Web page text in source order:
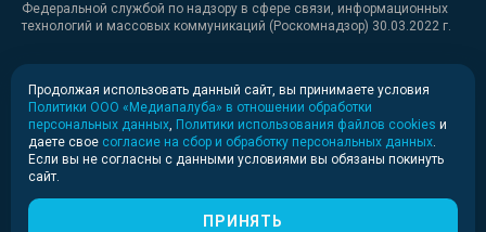
Федеральной службой по надзору в сфере связи, информационных
технологий и массовых коммуникаций (Роскомнадзор) 30.03.2022 г.
Медиакит
Медиакит для печати
Политика конфиденциальности
© 2020-2026 Информационное агентство «Медиапалуба»
Продолжая использовать данный сайт, вы принимаете условия
Политики ООО «Медиапалуба» в отношении обработки
персональных данных Политики использования файлов cookies и
даете свое согласие на сбор и обработку персональных данных
Если вы не согласны с данными условиями вы обязаны покинуть
сайт.
ПРИНЯТЬ